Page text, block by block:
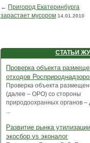
← Пригород Екатеринбурга
зарастает мусором 14.01.2010
СТАТЬИ
Проверка объекта
отходов
Проверка объекта
(далее – ОРО) со стороны
природоохранных органов –
...
Развитие рынка
экосбор vs эконалог